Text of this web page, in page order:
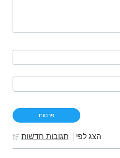
הצג לפי תגובות חדשות